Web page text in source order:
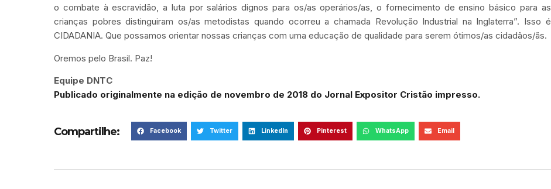
o combate à escravidão, a luta por salários dignos para os/as operários/as, o fornecimento de ensino básico para as
crianças pobres distinguiram os/as metodistas quando ocorreu a chamada Revolução Industrial na Inglaterra”. Isso é
CIDADANIA. Que possamos orientar nossas crianças com uma educação de qualidade para serem ótimos/as cidadãos/ãs.
Oremos pelo Brasil. Paz!
Equipe DNTC
Publicado originalmente na edição de novembro de 2018 do Jornal Expositor Cristão impresso.
Compartilhe: Facebook Twitter LinkedIn Pinterest WhatsApp Email